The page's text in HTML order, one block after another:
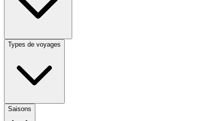
Types de voyages
Saisons